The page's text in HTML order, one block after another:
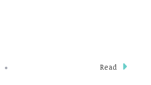
Read